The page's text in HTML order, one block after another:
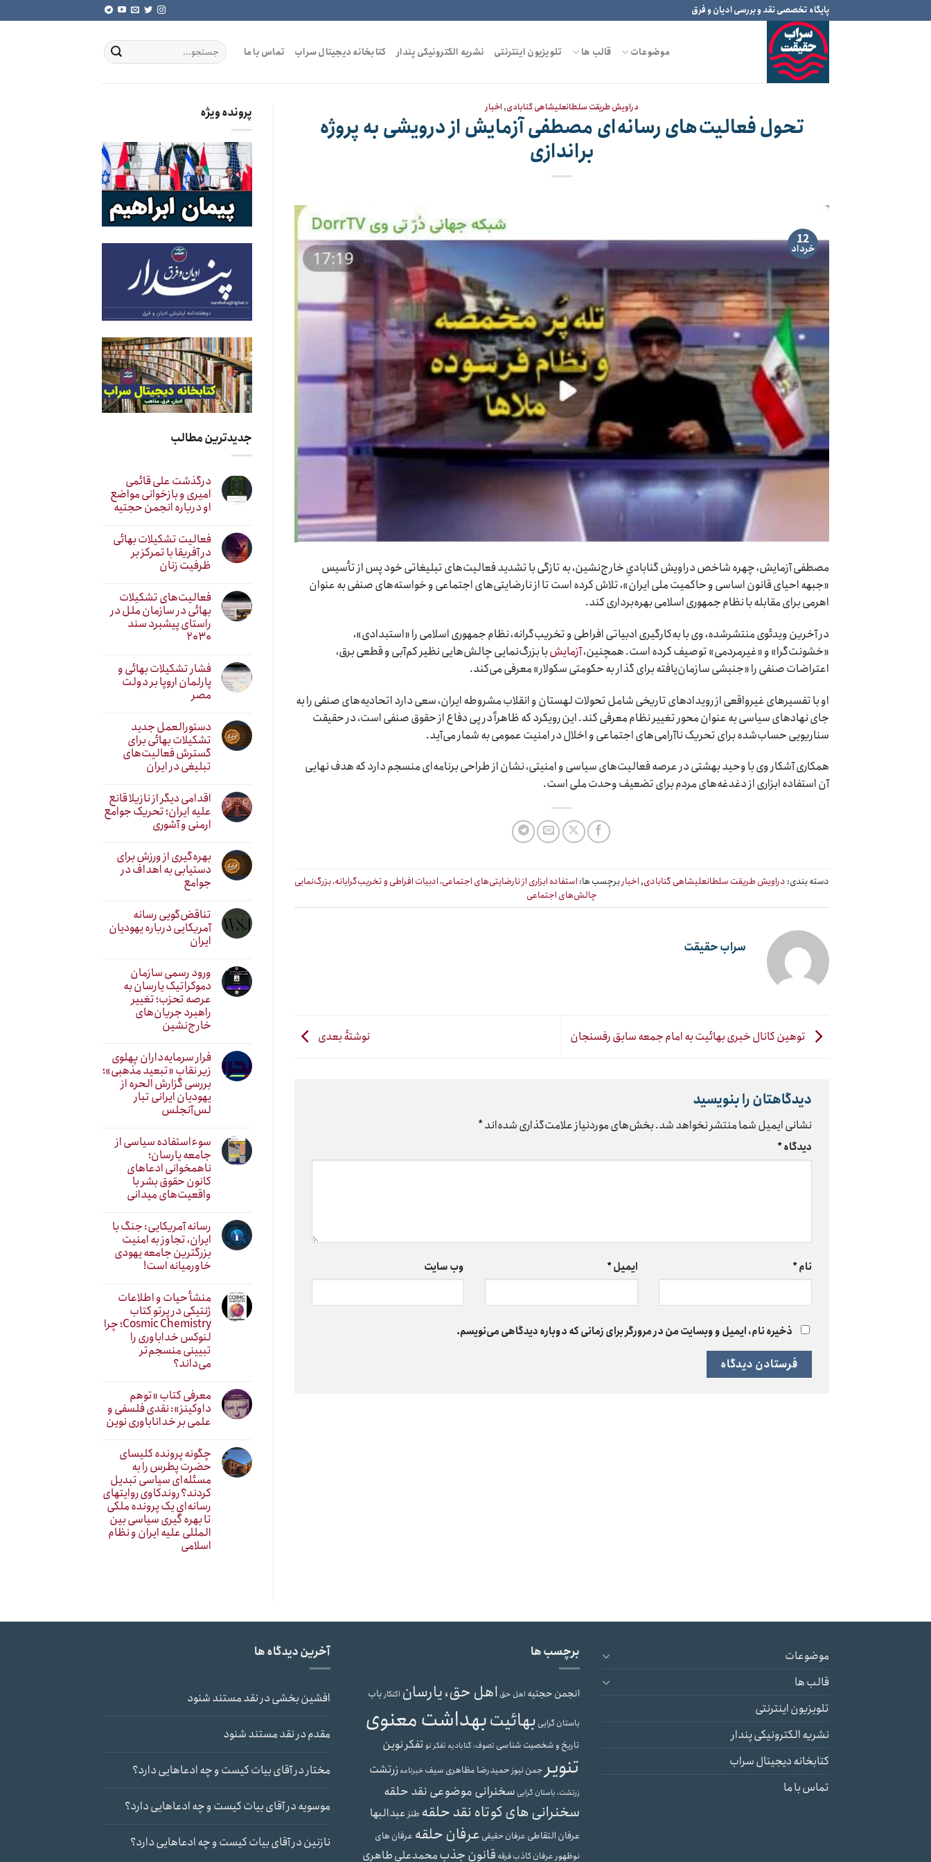
to
پایگاه تخصصی نقد و بررسی ادیان و فرق
موضوعات قالب ها تلویزیون اینترنتی نشریه الکترونیکی پندار کتابخانه دیجیتال سراب تماس با ما
دراویش طریقت سلطانعلیشاهی گنابادی,اخبار
تحول فعالیت‌های رسانه‌ای مصطفی آزمایش از درویشی به پروژه
براندازی
12
خرداد
مصطفی آزمایش، چهره شاخص دراویش گنابادیِ خارج‌نشین، به تازگی با تشدید فعالیت‌های تبلیغاتی خود پس از تأسیس
«جبهه احیای قانون اساسی و حاکمیت ملی ایران»، تلاش کرده است تا از نارضایتی‌های اجتماعی و خواسته‌های صنفی به عنوان
اهرمی برای مقابله با نظام جمهوری اسلامی بهره‌برداری کند.
در آخرین ویدئوی منتشرشده، وی با به‌کارگیری ادبیاتی افراطی و تخریب‌گرانه، نظام جمهوری اسلامی را «استبدادی»،
«خشونت‌گرا» و «غیرمردمی» توصیف کرده است. همچنین،آزمایشبا بزرگ‌نمایی چالش‌هایی نظیر کم‌آبی و قطعی برق،
اعتراضات صنفی را «جنبشی سازمان‌یافته برای گذار به حکومتی سکولار» معرفی می‌کند.
او با تفسیرهای غیرواقعی از رویدادهای تاریخی شامل تحولات لهستان و انقلاب مشروطه ایران، سعی دارد اتحادیه‌های صنفی را به
جای نهادهای سیاسی به عنوان محور تغییر نظام معرفی کند. این رویکرد که ظاهراً در پی دفاع از حقوق صنفی است، در حقیقت
سناریویی حساب‌شده برای تحریک ناآرامی‌های اجتماعی و اخلال در امنیت عمومی به شمار می‌آید.
همکاری آشکار وی با وحید بهشتی در عرصه فعالیت‌های سیاسی و امنیتی، نشان از طراحی برنامه‌ای منسجم دارد که هدف نهایی
آن استفاده ابزاری از دغدغه‌های مردم برای تضعیف وحدت ملی است.
دسته بندی: دراویش طریقت سلطانعلیشاهی گنابادی, اخبار برچسب ها: استفاده ابزاری از نارضایتی‌های اجتماعی، ادبیات افراطی و تخریب‌گرایانه، بزرگ‌نمایی
چالش‌های اجتماعی
سراب حقیقت
توهین کانال خبری بهائیت به امام جمعه سابق رفسنجان نوشتهٔ بعدی
دیدگاهتان را بنویسید
نشانی ایمیل شما منتشر نخواهد شد.بخش‌های موردنیاز علامت‌گذاری شده‌اند*
دیدگاه*
نام* ایمیل* وب‌ سایت
ذخیره نام، ایمیل و وبسایت من در مرورگر برای زمانی که دوباره دیدگاهی می‌نویسم.
پرونده ویژه
جدیدترین مطالب
درگذشت علی قائمی
امیری و بازخوانی مواضع
او درباره انجمن حجتیه
فعالیت تشکیلات بهائی
در آفریقا با تمرکز بر
ظرفیت زنان
فعالیت‌های تشکیلات
بهائی در سازمان ملل در
راستای پیشبرد سند
۲۰۳۰
فشار تشکیلات بهائی و
پارلمان اروپا بر دولت
مصر
دستورالعمل جدید
تشکیلات بهائی برای
گسترش فعالیت‌های
تبلیغی در ایران
اقدامی دیگر از نازیلا قانع
علیه ایران؛ تحریک جوامع
ارمنی و آشوری
بهره‌گیری از ورزش برای
دستیابی به اهداف در
جوامع
تناقض‌گویی رسانه
آمریکایی درباره یهودیان
ایران
ورود رسمی سازمان
دموکراتیک یارسان به
عرصه تحزب؛ تغییر
راهبرد جریان‌های
خارج‌نشین
فرار سرمایه‌داران پهلوی
زیر نقابِ «تبعید مذهبی»؛
بررسی گزارش الحره از
یهودیان ایرانی تبار
لس‌آنجلس
سوءاستفاده سیاسی از
جامعه یارسان؛
ناهمخوانی ادعاهای
کانون حقوق بشر با
واقعیت‌های میدانی
رسانه آمریکایی: جنگ با
ایران، تجاوز به امنیت
بزرگترین جامعه یهودی
خاورمیانه است!
منشأ حیات و اطلاعات
ژنتیکی در پرتو کتاب
Cosmic Chemistry؛ چرا
لنوکس خداباوری را
تبیینی منسجم‌تر
می‌داند؟
معرفی کتاب «توهم
داوکینز»: نقدی فلسفی و
علمی بر خداناباوری نوین
چگونه پرونده کلیسای
حضرت پطرس را به
مسئله‌ای سیاسی تبدیل
کردند؟ روندکاوی روایتهای
رسانه‌ایِ یک پرونده ملکی
تا بهره گیری سیاسی بین
المللی علیه ایران و نظام
اسلامی
موضوعات
قالب ها
تلویزیون اینترنتی
نشریه الکترونیکی پندار
کتابخانه دیجیتال سراب
تماس با ما
برچسب ها
انجمن حجتیه اهل حق اهل حق، یارسان اکنکارباب
باستان گرایی بهائیتبهداشت معنوی
تاریخ و شخصیت شناسی تصوف، گنابادیه تفکر نوتفکر نوین
تنویر جمن نیوزحمیدرضا مظاهری سیفخبرنامهزرتشت
زرتشت، باستان گرایی سخنرانی موضوعی نقد حلقه
سخنرانی های کوتاه نقد حلقه طنزعبدالبها
عرفان التقاطی عرفان حقیقی عرفان حلقه عرفان های
نوظهورعرفان کاذبفرقه قانون جذبمحمدعلی طاهری
آخرین دیدگاه ها
افشین بخشیدرنقد مستند شنود
مقدمدرنقد مستند شنود
مختاردرآقای بیات کیست و چه ادعاهایی دارد؟
موسویهدرآقای بیات کیست و چه ادعاهایی دارد؟
نازنیندرآقای بیات کیست و چه ادعاهایی دارد؟